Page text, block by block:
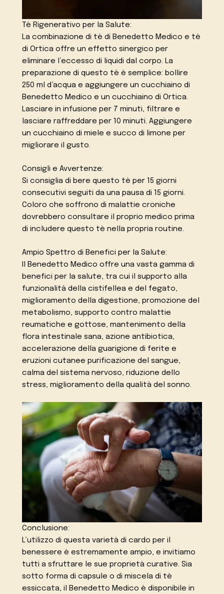
Tè Rigenerativo per la Salute:
La combinazione di tè di Benedetto Medico e tè
di Ortica offre un effetto sinergico per
eliminare l’eccesso di liquidi dal corpo. La
preparazione di questo tè è semplice: bollire
250 ml d’acqua e aggiungere un cucchiaino di
Benedetto Medico e un cucchiaino di Ortica.
Lasciare in infusione per 7 minuti, filtrare e
lasciare raffreddare per 10 minuti. Aggiungere
un cucchiaino di miele e succo di limone per
migliorare il gusto.
Consigli e Avvertenze:
Si consiglia di bere questo tè per 15 giorni
consecutivi seguiti da una pausa di 15 giorni.
Coloro che soffrono di malattie croniche
dovrebbero consultare il proprio medico prima
di includere questo tè nella propria routine.
Ampio Spettro di Benefici per la Salute:
Il Benedetto Medico offre una vasta gamma di
benefici per la salute, tra cui il supporto alla
funzionalità della cistifellea e del fegato,
miglioramento della digestione, promozione del
metabolismo, supporto contro malattie
reumatiche e gottose, mantenimento della
flora intestinale sana, azione antibiotica,
accelerazione della guarigione di ferite e
eruzioni cutanee purificazione del sangue,
calma del sistema nervoso, riduzione dello
stress, miglioramento della qualità del sonno.
Conclusione:
L’utilizzo di questa varietà di cardo per il
benessere è estremamente ampio, e invitiamo
tutti a sfruttare le sue proprietà curative. Sia
sotto forma di capsule o di miscela di tè
essiccata, il Benedetto Medico è disponibile in